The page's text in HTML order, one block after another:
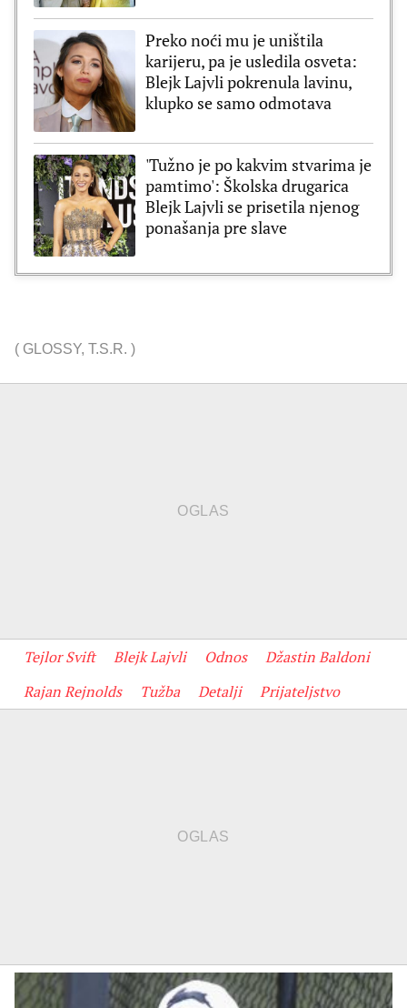
Preko noći mu je uništila
karijeru, pa je usledila osveta:
Blejk Lajvli pokrenula lavinu,
klupko se samo odmotava
'Tužno je po kakvim stvarima je
pamtimo': Školska drugarica
Blejk Lajvli se prisetila njenog
ponašanja pre slave
( GLOSSY, T.S.R. )
Tejlor Svift Blejk Lajvli Odnos
Džastin Baldoni
Rajan Rejnolds
Tužba Detalji Prijateljstvo